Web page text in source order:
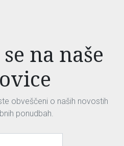
na naše
obveščeni o naših novostih
ponudbah.